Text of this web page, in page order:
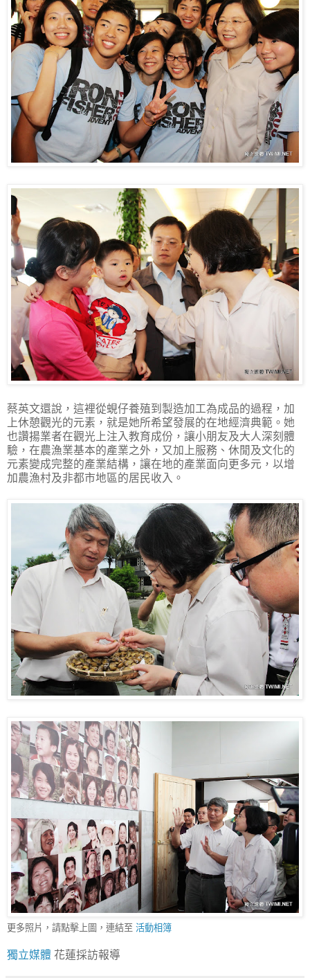
蔡英文還說，這裡從蜆仔養殖到製造加工為成品的過程，加
上休憩觀光的元素，就是她所希望發展的在地經濟典範。她
也讚揚業者在觀光上注入教育成份，讓小朋友及大人深刻體
驗，在農漁業基本的產業之外，又加上服務、休閒及文化的
元素變成完整的產業結構，讓在地的產業面向更多元，以增
加農漁村及非都市地區的居民收入。
更多照片，請點擊上圖，連結至 活動相簿
獨立媒體 花蓮採訪報導